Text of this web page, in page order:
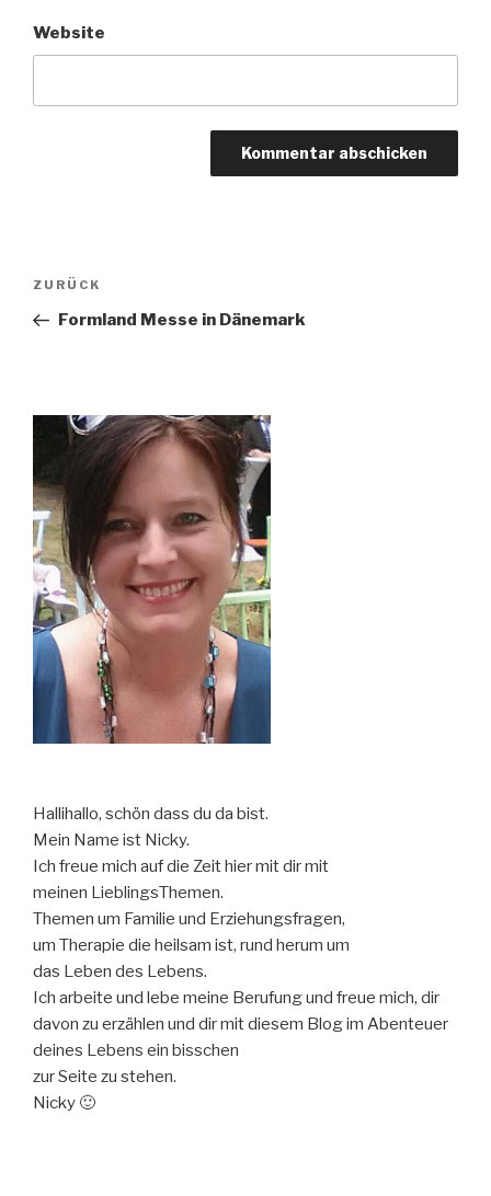
Website
Beitragsnavigation
Vorheriger
Beitrag
ZURÜCK
Formland Messe in Dänemark
Hallihallo, schön dass du da bist.
Mein Name ist Nicky.
Ich freue mich auf die Zeit hier mit dir mit
meinen LieblingsThemen.
Themen um Familie und Erziehungsfragen,
um Therapie die heilsam ist, rund herum um
das Leben des Lebens.
Ich arbeite und lebe meine Berufung und freue mich, dir
davon zu erzählen und dir mit diesem Blog im Abenteuer
deines Lebens ein bisschen
zur Seite zu stehen.
Nicky 🙂